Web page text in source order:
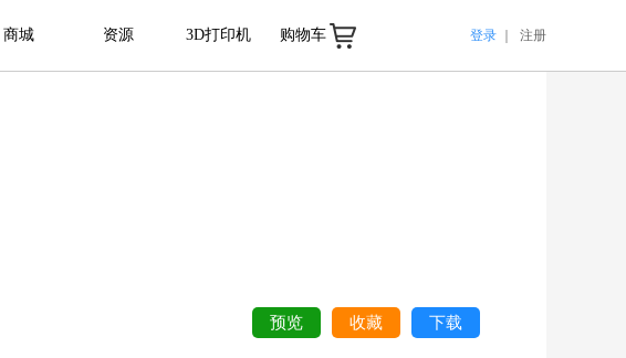
商城 资源 3D打印机 购物车 登录 注册
下载
收藏
预览